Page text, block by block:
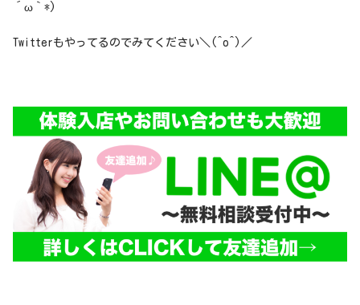
´ω｀*)
Twitterもやってるのでみてください＼(^o^)／